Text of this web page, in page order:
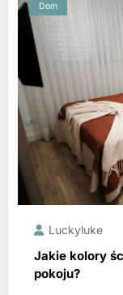
Dom
Luckyluke
Jakie kolory
pokoju?